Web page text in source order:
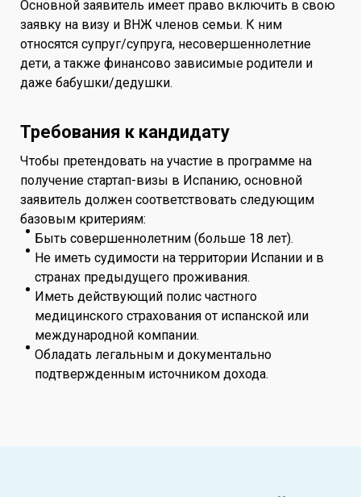
Основной заявитель имеет право включить в свою
заявку на визу и ВНЖ членов семьи. К ним
относятся супруг/супруга, несовершеннолетние
дети, а также финансово зависимые родители и
даже бабушки/дедушки.
Требования к кандидату
Чтобы претендовать на участие в программе на
получение стартап-визы в Испанию, основной
заявитель должен соответствовать следующим
базовым критериям:
Быть совершеннолетним (больше 18 лет).
Не иметь судимости на территории Испании и в
странах предыдущего проживания.
Иметь действующий полис частного
медицинского страхования от испанской или
международной компании.
Обладать легальным и документально
подтвержденным источником дохода.